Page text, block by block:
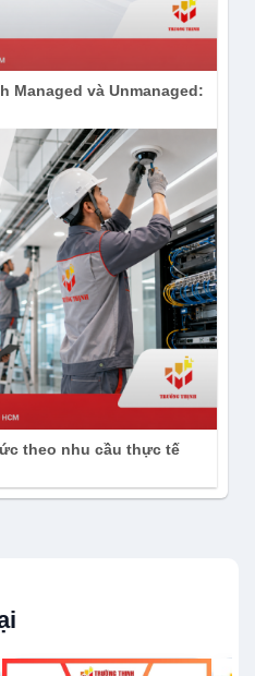
Managed và Unmanaged:
theo nhu cầu thực tế